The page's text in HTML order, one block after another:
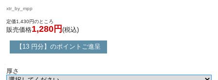
xtr_by_mpp
定価1,430円のところ
販売価格1,280円 (税込)
【13 円分】のポイントご進呈
厚さ
新規会員登録